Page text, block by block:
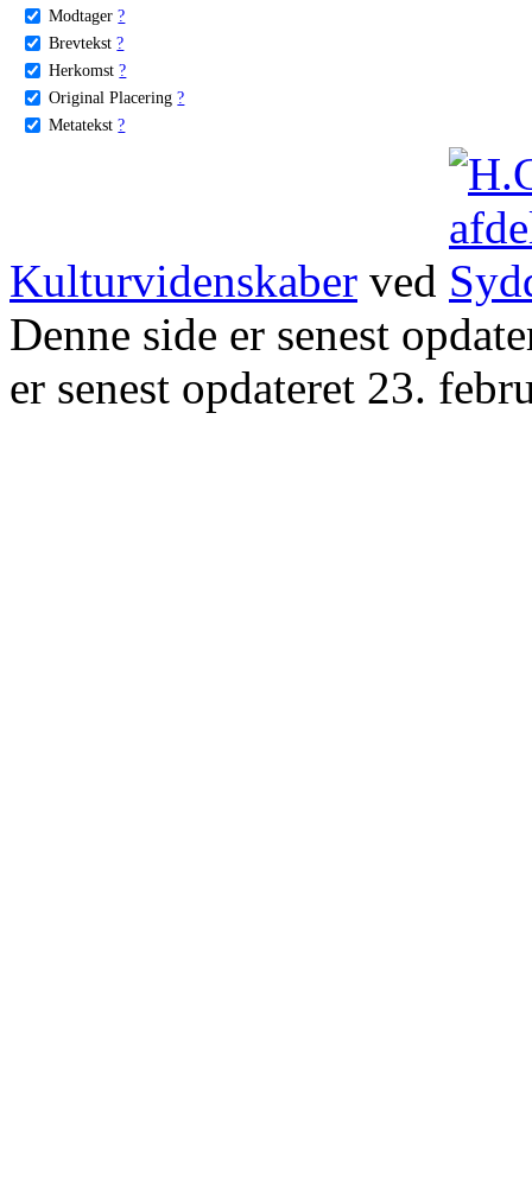
Modtager ?
Brevtekst ?
Herkomst ?
Original Placering ?
Metatekst ?
Kulturvidenskaber ved
Denne side er senest
er senest opdateret 23.